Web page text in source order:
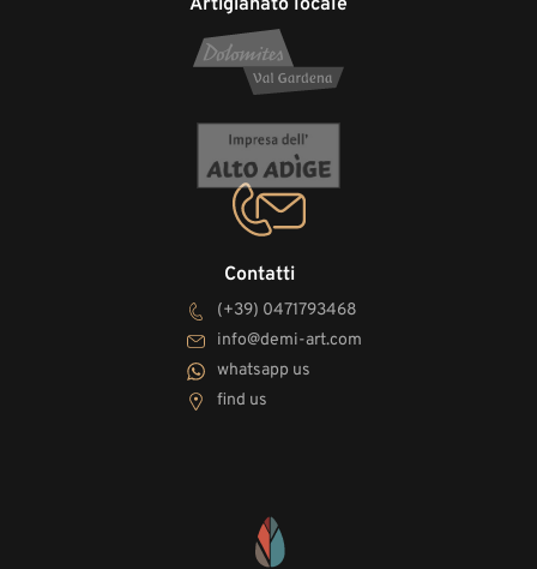
Contatti
(+39) 0471793468
info@demi-art.com
whatsapp us
find us
Artigianato locale